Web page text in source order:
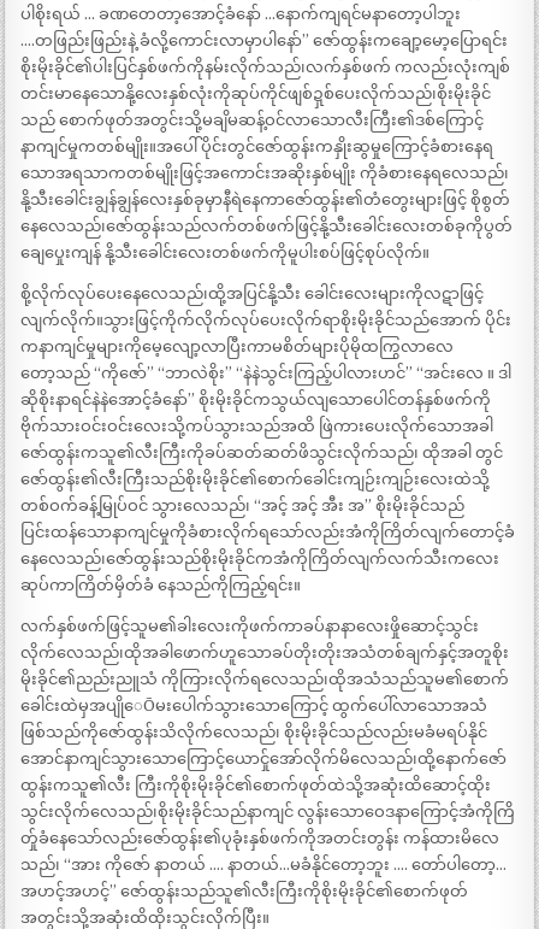
ပါစိုးရယ် … ခဏတေတာ့အောင့်ခံနော် …နောက်ကျရင်မနာတော့ပါဘူး
….တဖြည်းဖြည်းနဲ့ ခံလို့ကောင်းလာမှာပါနော်” ဇော်ထွန်းကချော့မော့ပြောရင်း
စိုးမိုးခိုင်၏ပါးပြင်နှစ်ဖက်ကိုနမ်းလိုက်သည်၊လက်နှစ်ဖက် ကလည်းလုံးကျစ်
တင်းမာနေသောနို့လေးနှစ်လုံးကိုဆုပ်ကိုင်ဖျစ်ဍှစ်ပေးလိုက်သည်၊စိုးမိုးခိုင်
သည် စောက်ဖုတ်အတွင်းသို့မချိမဆန့်ဝင်လာသောလီးကြီး၏ဒစ်ကြောင့်
နာကျင်မှုကတစ်မျိုး။အပေါ် ပိုင်းတွင်ဇော်ထွန်းကနှိုးဆွမှုကြောင့်ခံစားနေရ
သောအရသာကတစ်မျိုးဖြင့်အကောင်းအဆိုးနှစ်မျိုး ကိုခံစားနေရလေသည်၊
နို့သီးခေါင်းချွန်ချွန်လေးနှစ်ခုမှာနီရဲနေကာဇော်ထွန်း၏တံတွေးများဖြင့် စိုစွတ်
နေလေသည်၊ဇော်ထွန်းသည်လက်တစ်ဖက်ဖြင့်နို့သီးခေါင်းလေးတစ်ခုကိုပွတ်
ချေပှေုးကျန် နို့သီးခေါင်းလေးတစ်ဖက်ကိုမူပါးစပ်ဖြင့်စုပ်လိုက်။
စို့လိုက်လုပ်ပေးနေလေသည်၊ထို့အပြင်နို့သီး ခေါင်းလေးများကိုလဋာဖြင့်
လျက်လိုက်။သွားဖြင့်ကိုက်လိုက်လုပ်ပေးလိုက်ရာစိုးမိုးခိုင်သည်အောက် ပိုင်း
ကနာကျင်မှုများကိုမေ့လျော့လာပြီးကာမစိတ်များပိုမိုထကြွလာလေ
တော့သည် “ကိုဇော်” “ဘာလဲစိုး” “နဲနဲသွင်းကြည့်ပါလားဟင်” “အင်းလေ ။ ဒါ
ဆိုစိုးနာရင်နဲနဲအောင့်ခံနော်” စိုးမိုးခိုင်ကသွယ်လျသောပေါင်တန်နှစ်ဖက်ကို
ဗိုက်သားဝင်းဝင်းလေးသို့ကပ်သွားသည်အထိ ဖြဲကားပေးလိုက်သောအခါ
ဇော်ထွန်းကသူ၏လီးကြီးကိုခပ်ဆတ်ဆတ်ဖိသွင်းလိုက်သည်၊ ထိုအခါ တွင်
ဇော်ထွန်း၏လီးကြီးသည်စိုးမိုးခိုင်၏စောက်ခေါင်းကျဉ်းကျဉ်းလေးထဲသို့
တစ်ဝက်ခန့်မြုပ်ဝင် သွားလေသည်၊ “အင့် အင့် အီး အ” စိုးမိုးခိုင်သည်
ပြင်းထန်သောနာကျင်မှုကိုခံစားလိုက်ရသော်လည်းအံကိုကြိတ်လျက်တောင့်ခံ
နေလေသည်၊ဇော်ထွန်းသည်စိုးမိုးခိုင်ကအံကိုကြိတ်လျက်လက်သီးကလေး
ဆုပ်ကာကြိတ်မှိတ်ခံ နေသည်ကိုကြည့်ရင်း။
လက်နှစ်ဖက်ဖြင့်သူမ၏ခါးလေးကိုဖက်ကာခပ်နာနာလေးဖှိုဆောင့်သွင်း
လိုက်လေသည်၊ထိုအခါဖောက်ဟူသောခပ်တိုးတိုးအသံတစ်ချက်နှင့်အတူစိုး
မိုးခိုင်၏ညည်းညူသံ ကိုကြားလိုက်ရလေသည်၊ထိုအသံသည်သူမ၏စောက်
ခေါင်းထဲမှအပျိုေÕမးပေါက်သွားသောကြောင့် ထွက်ပေါ်လာသောအသံ
ဖြစ်သည်ကိုဇော်ထွန်းသိလိုက်လေသည်၊ စိုးမိုးခိုင်သည်လည်းမခံမရပ်နိုင်
အောင်နာကျင်သွားသောကြောင့်ယောင်ှုအော်လိုက်မိလေသည်၊ထို့နောက်ဇော်
ထွန်းကသူ၏လီး ကြီးကိုစိုးမိုးခိုင်၏စောက်ဖုတ်ထဲသို့အဆုံးထိဆောင့်ထိုး
သွင်းလိုက်လေသည်၊စိုးမိုးခိုင်သည်နာကျင် လွန်းသောဝေဒနာကြောင့်အံကိုကြိ
တ်ှုခံနေသော်လည်းဇော်ထွန်း၏ပုခုံးနှစ်ဖက်ကိုအတင်းတွန်း ကန်ထားမိလေ
သည်၊ “အား ကိုဇော် နာတယ် …. နာတယ်…မခံနိုင်တော့ဘူး …. တော်ပါတော့…
အဟင့်အဟင့်” ဇော်ထွန်းသည်သူ၏လီးကြီးကိုစိုးမိုးခိုင်၏စောက်ဖုတ်
အတွင်းသို့အဆုံးထိထိုးသွင်းလိုက်ပြီး။